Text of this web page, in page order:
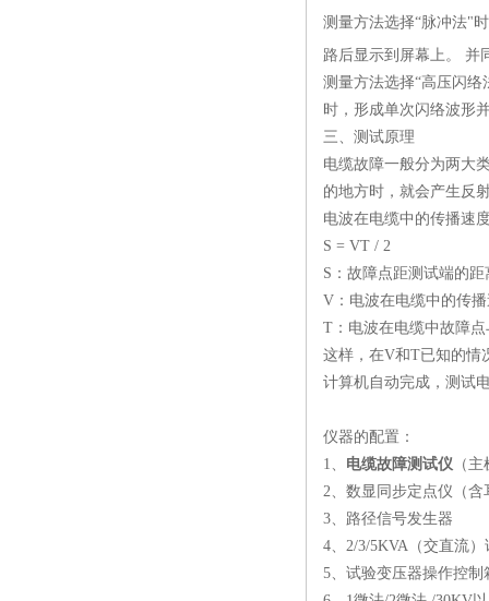
测量方法选择“脉冲法"
路后显示到屏幕上。 并
测量方法选择“高压闪
时，形成单次闪络波形
三、测试原理
电缆故障一般分为两大
的地方时，就会产生反
电波在电缆中的传播速
S = VT / 2
S ：故障点距测试端的距
V ：电波在电缆中的传
T ：电波在电缆中故障
这样，在V和T已知的情
计算机自动完成，测试
仪器的配置：
1、
电缆故障测试仪
2、数显同步定点仪
3、路径信号
4、2/3/5KVA （交
5、试验变压器